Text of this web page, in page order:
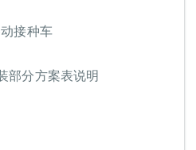
部分方案表说明